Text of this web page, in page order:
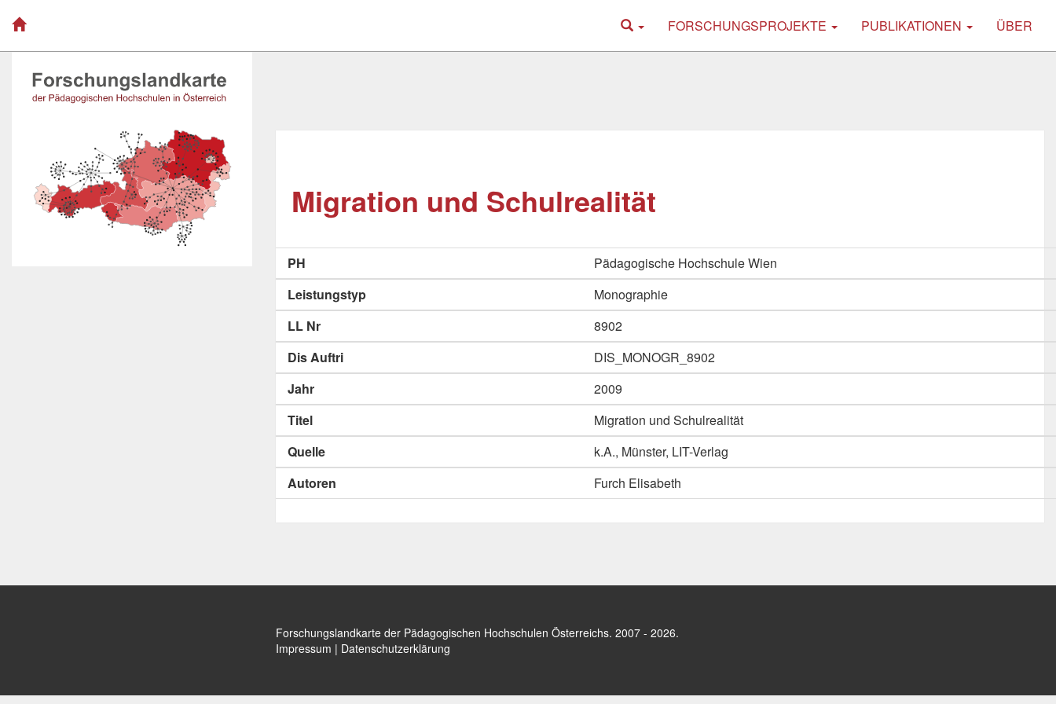
FORSCHUNGSPROJEKTE PUBLIKATIONEN ÜBER
Migration und Schulrealität
PH
Pädagogische Hochschule Wien
Leistungstyp
Monographie
LL Nr
8902
Dis Auftri
DIS_MONOGR_8902
Jahr
2009
Titel
Migration und Schulrealität
Quelle
k.A., Münster, LIT-Verlag
Autoren
Furch Elisabeth
Forschungslandkarte der Pädagogischen Hochschulen Österreichs. 2007 - 2026.
Impressum | Datenschutzerklärung